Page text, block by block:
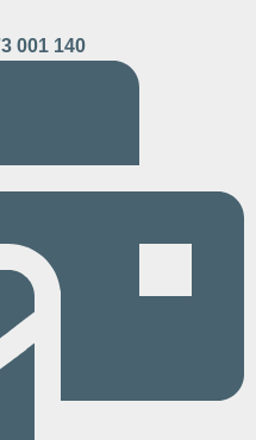
001 140